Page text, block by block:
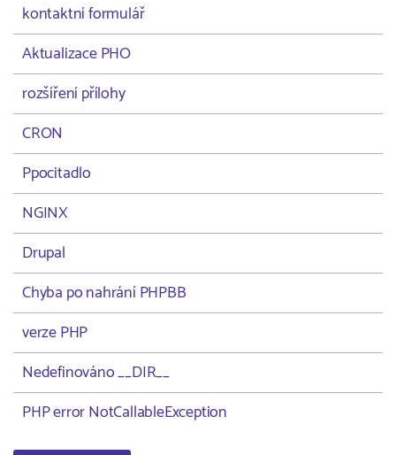
kontaktní formulář
Aktualizace PHO
rozšíření přílohy
CRON
Ppocitadlo
NGINX
Drupal
Chyba po nahrání PHPBB
verze PHP
Nedefinováno __DIR__
PHP error NotCallableException